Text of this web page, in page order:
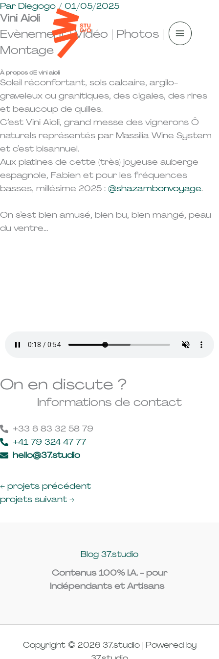
A
l
l
e
a
u
c
o
n
t
e
n
u
Par Diegogo/ 01/05/2025
Vini Aioli
Evènement | Vidéo | Photos |
Montage
À propos dE vini aioli
Soleil réconfortant, sols calcaire, argilo-
graveleux ou granitiques, des cigales, des rires
et beaucoup de quilles.
C’est Vini Aioli, grand messe des vignerons Ô
naturels représentés par Massilia Wine System
et c’est bisannuel.
Aux platines de cette (très) joyeuse auberge
espagnole, Fabien et pour les fréquences
basses, millésime 2025 : @shazambonvoyage.
On s’est bien amusé, bien bu, bien mangé, peau
du ventre…
On en discute ?
Informations de contact
+33 6 83 32 58 79
+41 79 324 47 77
hello@37.studio
← projets précédent
projets suivant →
Blog 37.studio
Contenus 100% I.A. - pour
Indépendants et Artisans
Copyright © 2026 37.studio | Powered by